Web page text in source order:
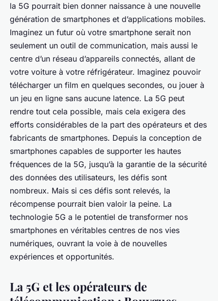
la 5G pourrait bien donner naissance à une nouvelle
génération de smartphones et d’applications mobiles.
Imaginez un futur où votre smartphone serait non
seulement un outil de communication, mais aussi le
centre d’un réseau d’appareils connectés, allant de
votre voiture à votre réfrigérateur. Imaginez pouvoir
télécharger un film en quelques secondes, ou jouer à
un jeu en ligne sans aucune latence. La 5G peut
rendre tout cela possible, mais cela exigera des
efforts considérables de la part des opérateurs et des
fabricants de smartphones. Depuis la conception de
smartphones capables de supporter les hautes
fréquences de la 5G, jusqu’à la garantie de la sécurité
des données des utilisateurs, les défis sont
nombreux. Mais si ces défis sont relevés, la
récompense pourrait bien valoir la peine. La
technologie 5G a le potentiel de transformer nos
smartphones en véritables centres de nos vies
numériques, ouvrant la voie à de nouvelles
expériences et opportunités.
La 5G et les opérateurs de